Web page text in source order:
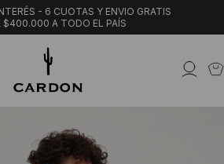
- 6 CUOTAS Y ENVIO GRATIS
$400.000 A TODO EL PAÍS